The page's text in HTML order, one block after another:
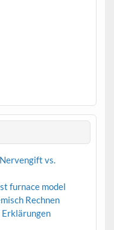
vs.
furnace model
Rechnen